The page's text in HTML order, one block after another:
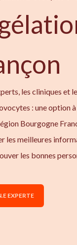
les cliniques et
: une option
Bourgogne
les meilleures
les bonnes
EXPERTE